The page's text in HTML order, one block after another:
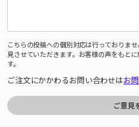
こちらの投稿への個別対応は行っておりま
見させていただきます。お客様の声をもと
す。
ご注文にかかわるお問い合わせはお